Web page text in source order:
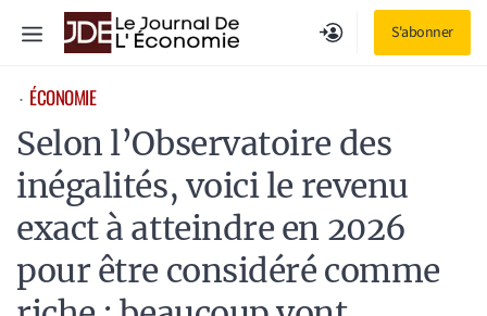
S'abonner
Menu
⋅ ÉCONOMIE
Selon l’Observatoire des
inégalités, voici le revenu
exact à atteindre en 2026
pour être considéré comme